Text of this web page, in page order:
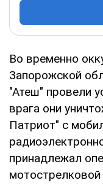
Во временно
Запорожской
"Атеш" провели
врага они
Патриот" с
принадлежал